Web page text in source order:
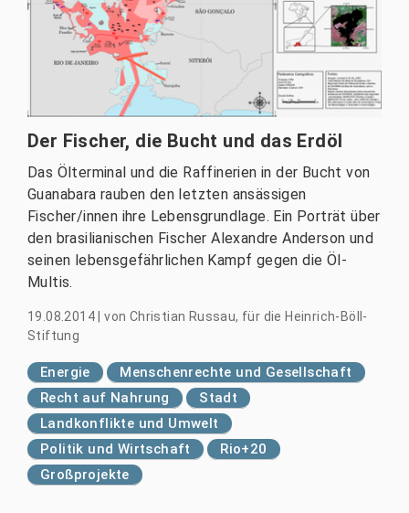
Der Fischer, die Bucht und das Erdöl
Das Ölterminal und die Raffinerien in der Bucht von
Guanabara rauben den letzten ansässigen
Fischer/innen ihre Lebensgrundlage. Ein Porträt über
den brasilianischen Fischer Alexandre Anderson und
seinen lebensgefährlichen Kampf gegen die Öl-
Multis.
19.08.2014 |von Christian Russau, für die Heinrich-Böll-
Stiftung
Energie
Menschenrechte und Gesellschaft
Recht auf Nahrung
Stadt
Landkonflikte und Umwelt
Politik und Wirtschaft
Rio+20
Großprojekte